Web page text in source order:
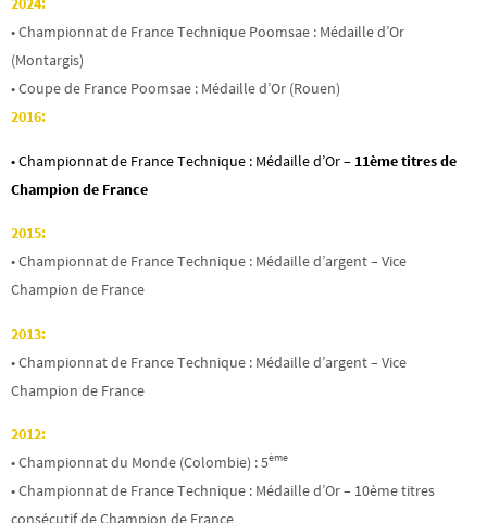
• Championnat de France Technique Poomsae : Médaille d’Or
(Montargis)
• Coupe de France Poomsae : Médaille d’Or (Rouen)
2016:
• Championnat de France Technique : Médaille d’Or – 11ème titres de
Champion de France
2015:
• Championnat de France Technique : Médaille d’argent – Vice
Champion de France
2013:
• Championnat de France Technique : Médaille d’argent – Vice
Champion de France
2012:
• Championnat du Monde (Colombie) : 5ème
• Championnat de France Technique : Médaille d’Or – 10ème titres
consécutif de Champion de France